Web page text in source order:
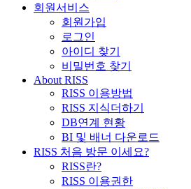
회원서비스
회원가입
로그인
아이디 찾기
비밀번호 찾기
About RISS
RISS 이용방법
RISS 지식더하기
DB연계 현황
BI 및 배너 다운로드
RISS 처음 방문 이세요?
RISS란?
RISS 이용권한